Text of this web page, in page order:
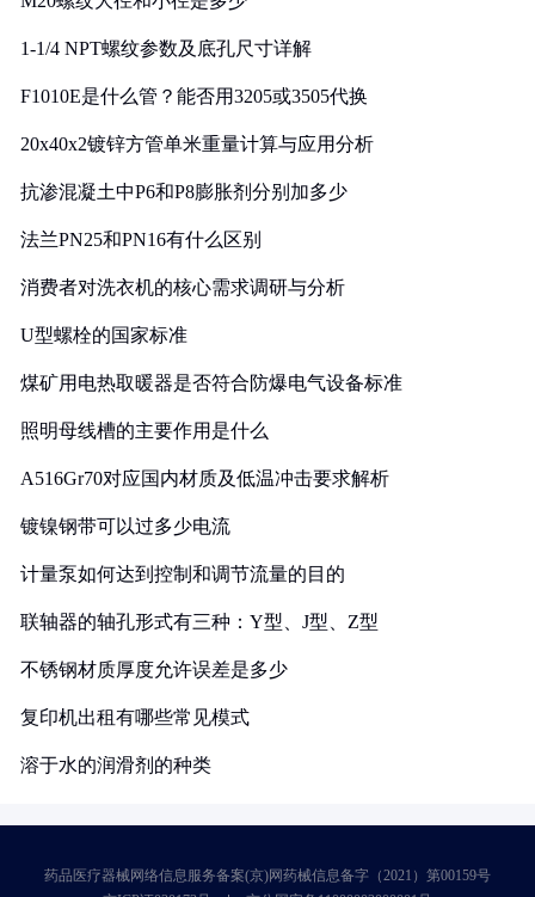
1-1/4 NPT螺纹参数及底孔尺寸详解
F1010E是什么管？能否用3205或3505代换
20x40x2镀锌方管单米重量计算与应用分析
抗渗混凝土中P6和P8膨胀剂分别加多少
法兰PN25和PN16有什么区别
消费者对洗衣机的核心需求调研与分析
U型螺栓的国家标准
煤矿用电热取暖器是否符合防爆电气设备标准
照明母线槽的主要作用是什么
A516Gr70对应国内材质及低温冲击要求解析
镀镍钢带可以过多少电流
计量泵如何达到控制和调节流量的目的
联轴器的轴孔形式有三种：Y型、J型、Z型
不锈钢材质厚度允许误差是多少
复印机出租有哪些常见模式
溶于水的润滑剂的种类
药品医疗器械网络信息服务备案(京)网药械信息备字（2021）第00159号